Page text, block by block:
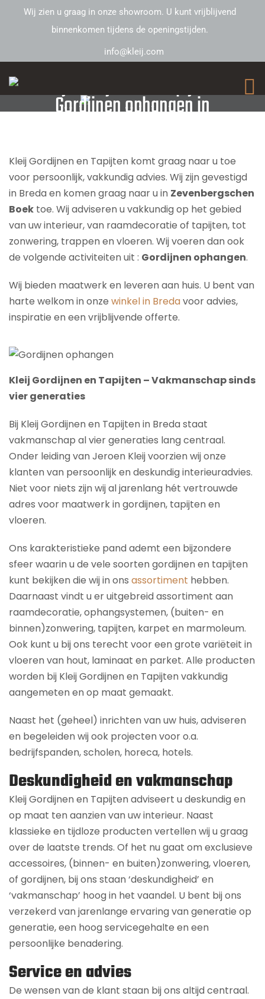
Wij zien u graag in onze showroom. U kunt vrijblijvend
binnenkomen tijdens de openingstijden.
info@kleij.com
Kleij Gordijnen en Tapijten –
Gordijnen ophangen in
Kleij Gordijnen en Tapijten komt graag naar u toe
voor persoonlijk, vakkundig advies. Wij zijn gevestigd
in Breda en komen graag naar u in Zevenbergschen
Boek toe. Wij adviseren u vakkundig op het gebied
van uw interieur, van raamdecoratie of tapijten, tot
zonwering, trappen en vloeren. Wij voeren dan ook
de volgende activiteiten uit : Gordijnen ophangen.
Wij bieden maatwerk en leveren aan huis. U bent van
harte welkom in onze winkel in Bredavoor advies,
inspiratie en een vrijblijvende offerte.
Kleij Gordijnen en Tapijten – Vakmanschap sinds
vier generaties
Bij Kleij Gordijnen en Tapijten in Breda staat
vakmanschap al vier generaties lang centraal.
Onder leiding van Jeroen Kleij voorzien wij onze
klanten van persoonlijk en deskundig interieuradvies.
Niet voor niets zijn wij al jarenlang hét vertrouwde
adres voor maatwerk in gordijnen, tapijten en
vloeren.
Ons karakteristieke pand ademt een bijzondere
sfeer waarin u de vele soorten gordijnen en tapijten
kunt bekijken die wij in ons assortiment hebben.
Daarnaast vindt u er uitgebreid assortiment aan
raamdecoratie, ophangsystemen, (buiten- en
binnen)zonwering, tapijten, karpet en marmoleum.
Ook kunt u bij ons terecht voor een grote variëteit in
vloeren van hout, laminaat en parket. Alle producten
worden bij Kleij Gordijnen en Tapijten vakkundig
aangemeten en op maat gemaakt.
Naast het (geheel) inrichten van uw huis, adviseren
en begeleiden wij ook projecten voor o.a.
bedrijfspanden, scholen, horeca, hotels.
Deskundigheid en vakmanschap
Kleij Gordijnen en Tapijten adviseert u deskundig en
op maat ten aanzien van uw interieur. Naast
klassieke en tijdloze producten vertellen wij u graag
over de laatste trends. Of het nu gaat om exclusieve
accessoires, (binnen- en buiten)zonwering, vloeren,
of gordijnen, bij ons staan ‘deskundigheid’ en
‘vakmanschap’ hoog in het vaandel. U bent bij ons
verzekerd van jarenlange ervaring van generatie op
generatie, een hoog servicegehalte en een
persoonlijke benadering.
Service en advies
De wensen van de klant staan bij ons altijd centraal.